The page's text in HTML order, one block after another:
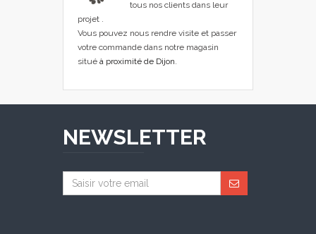
tous nos clients dans leur
projet .
Vous pouvez nous rendre visite et passer
votre commande dans notre magasin
situé à proximité de Dijon
NEWSLETTER